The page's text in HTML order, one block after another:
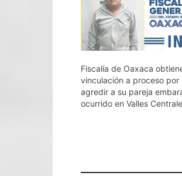
Fiscalía de Oaxaca
vinculación a proceso por
agredir a su pareja
ocurrido en Valles